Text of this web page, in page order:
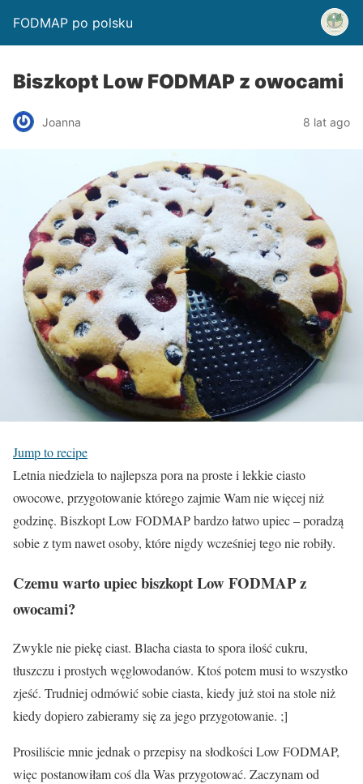
FODMAP po polsku
Biszkopt Low FODMAP z owocami
Joanna 8 lat ago
Jump to recipe
Letnia niedziela to najlepsza pora na proste i lekkie ciasto
owocowe, przygotowanie którego zajmie Wam nie więcej niż
godzinę. Biszkopt Low FODMAP bardzo łatwo upiec – poradzą
sobie z tym nawet osoby, które nigdy wcześniej tego nie robiły.
Czemu warto upiec biszkopt Low FODMAP z
owocami?
Zwykle nie piekę ciast. Blacha ciasta to spora ilość cukru,
tłuszczu i prostych węglowodanów. Ktoś potem musi to wszystko
zjeść. Trudniej odmówić sobie ciasta, kiedy już stoi na stole niż
kiedy dopiero zabieramy się za jego przygotowanie. ;]
Prosiliście mnie jednak o przepisy na słodkości Low FODMAP,
więc postanowiłam coś dla Was przygotować. Zaczynam od